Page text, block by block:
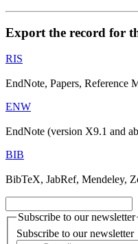
Export the record for
RIS
EndNote, Papers, Reference
ENW
EndNote (version X9.1 and
BIB
BibTeX, JabRef, Mendeley,
Subscribe to our newsletter
Subscribe to our newsletter